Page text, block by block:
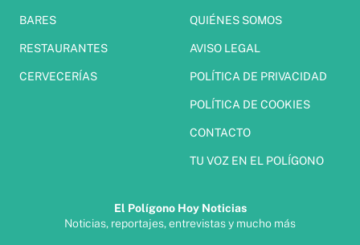
BARES
RESTAURANTES
CERVECERÍAS
QUIÉNES SOMOS
AVISO LEGAL
POLÍTICA DE PRIVACIDAD
POLÍTICA DE COOKIES
CONTACTO
TU VOZ EN EL POLÍGONO
El Polígono Hoy Noticias
Noticias, reportajes, entrevistas y mucho más